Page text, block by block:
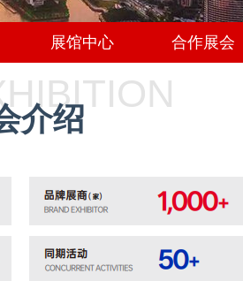
展馆中心 合作展会
介绍